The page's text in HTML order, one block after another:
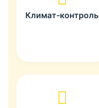
Климат-контроль